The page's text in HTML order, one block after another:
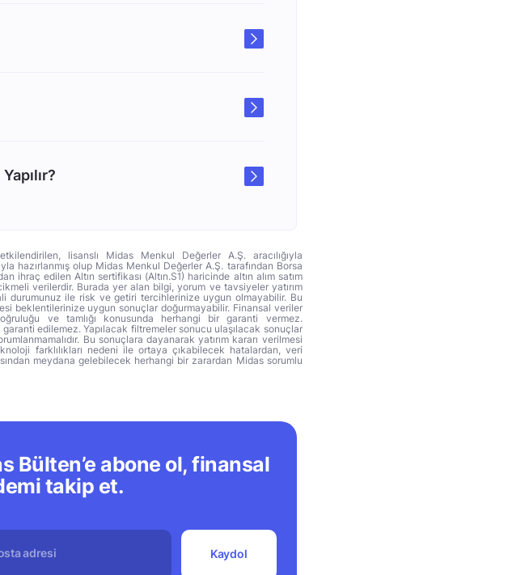
lisanslı Midas Menkul Değerler A.Ş. aracılığıyla
hazırlanmış olup Midas Menkul Değerler A.Ş. tarafından Borsa
ihraç edilen Altın sertifikası (Altın.S1) haricinde altın alım satım
verilerdir. Burada yer alan bilgi, yorum ve tavsiyeler yatırım
durumunuz ile risk ve getiri tercihlerinize uygun olmayabilir. Bu
beklentilerinize uygun sonuçlar doğurmayabilir. Finansal veriler
ve tamlığı konusunda herhangi bir garanti vermez.
edilemez. Yapılacak filtremeler sonucu ulaşılacak sonuçlar
Bu sonuçlara dayanarak yatırım kararı verilmesi
farklılıkları nedeni ile ortaya çıkabilecek hatalardan, veri
meydana gelebilecek herhangi bir zarardan Midas sorumlu
Bülten’e abone ol, finansal
takip et.
Kaydol